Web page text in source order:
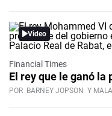
Video
Financial Times
El rey que le ganó la
POR BARNEY JOPSON Y